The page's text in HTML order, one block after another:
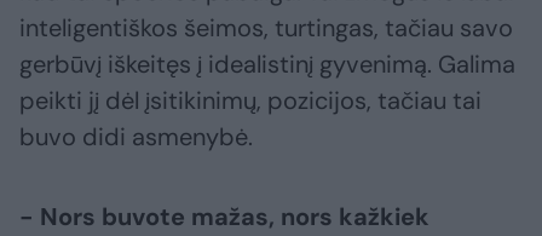
inteligentiškos šeimos, turtingas, tačiau savo
gerbūvį iškeitęs į idealistinį gyvenimą. Galima
peikti jį dėl įsitikinimų, pozicijos, tačiau tai
buvo didi asmenybė.
- Nors buvote mažas, nors kažkiek